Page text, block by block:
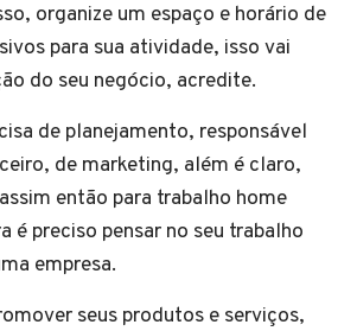
organize um espaço e horário de
para sua atividade, isso vai
do seu negócio, acredite.
de planejamento, responsável
de marketing, além é claro,
então para trabalho home
é preciso pensar no seu trabalho
empresa.
seus produtos e serviços,